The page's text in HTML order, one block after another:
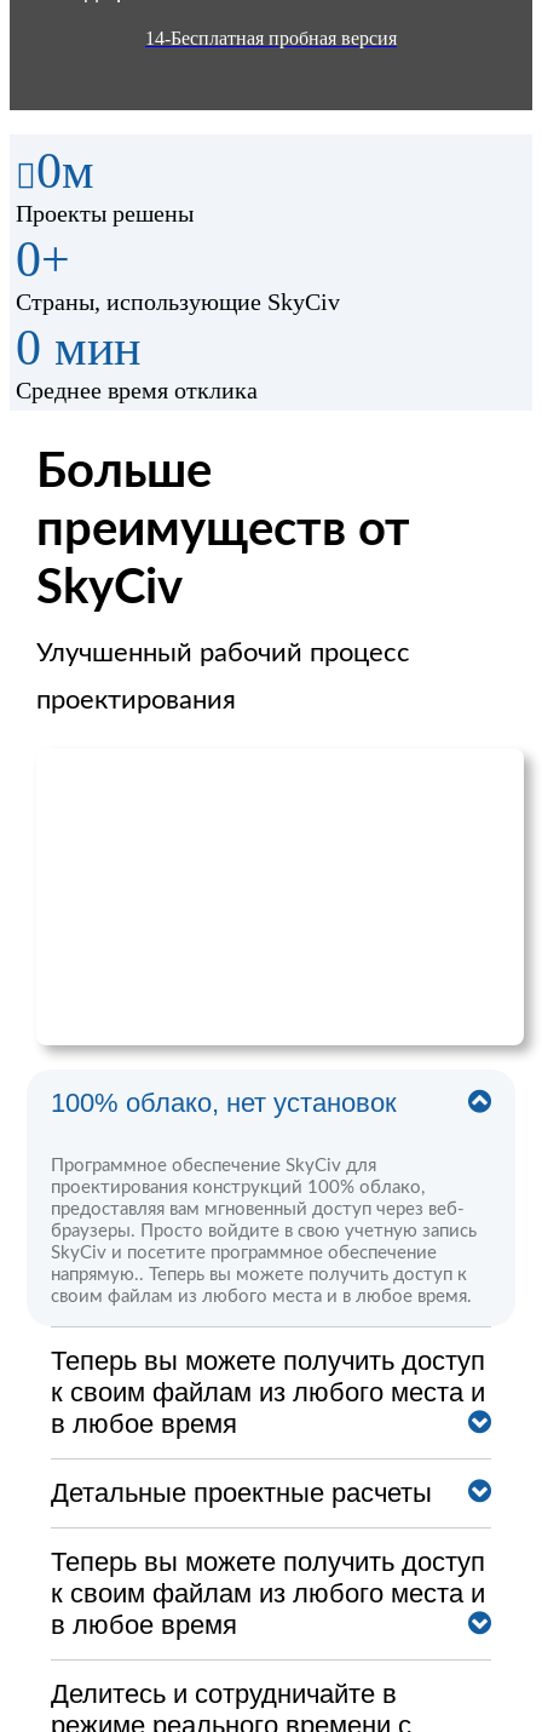
14-Бесплатная пробная версия
0м
Проекты решены
0+
Страны, использующие SkyCiv
0 мин
Среднее время отклика
Больше
преимуществ от
SkyCiv
Улучшенный рабочий процесс
проектирования
100% облако, нет установок
Программное обеспечение SkyCiv для
проектирования конструкций 100% облако,
предоставляя вам мгновенный доступ через веб-
браузеры. Просто войдите в свою учетную запись
SkyCiv и посетите программное обеспечение
напрямую.. Теперь вы можете получить доступ к
своим файлам из любого места и в любое время.
Теперь вы можете получить доступ
к своим файлам из любого места и
в любое время
Теперь вы можете получить доступ к своим
файлам из любого места и в любое время,
редактирование, Теперь вы можете получить
доступ к своим файлам из любого места и в
любое время. Теперь вы можете получить доступ к
своим файлам из любого места и в любое время,
Теперь вы можете получить доступ к своим
файлам из любого места и в любое время, Теперь
вы можете получить доступ к своим файлам из
любого места и в любое время, и больше.
Теперь вы можете получить доступ к своим
Детальные проектные расчеты
Четкие пошаговые отчеты о расчетах помогают
инженеру точно понять, что делает программное
обеспечение. - больше нет черных ящиков!
Теперь вы можете получить доступ к своим
файлам из любого места и в любое время
Теперь вы можете получить доступ
к своим файлам из любого места и
в любое время
Делитесь и сотрудничайте в режиме реального
времени с вашей командой, используя наши
Делитесь и сотрудничайте в
режиме реального времени с